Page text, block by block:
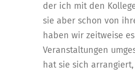
der ich mit den
sie aber schon von
haben wir zeitweise
Veranstaltungen
hat sie sich